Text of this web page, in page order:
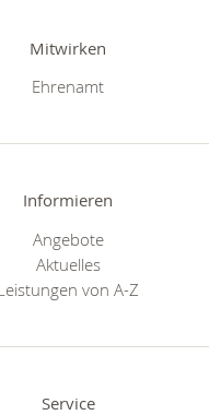
Mitwirken
Ehrenamt
Informieren
Angebote
Aktuelles
von A-Z
Service